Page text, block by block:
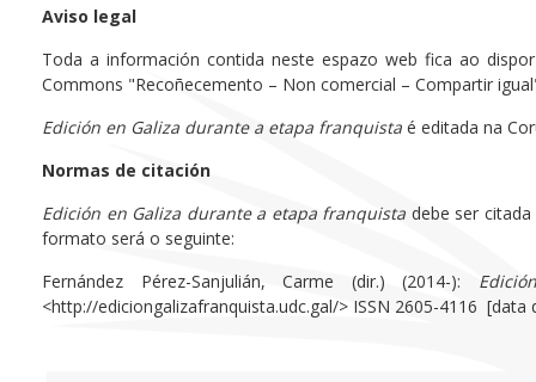
Aviso legal
Toda a información contida neste espazo web fica ao
Commons "Recoñecemento – Non comercial – Compartir
Edición en Galiza durante a etapa franquista é editada na
Normas de citación
Edición en Galiza durante a etapa franquista debe ser
formato será o seguinte:
Fernández Pérez-Sanjulián, Carme (dir.) (2014-):
<http://ediciongalizafranquista.udc.gal/> ISSN 2605-4116